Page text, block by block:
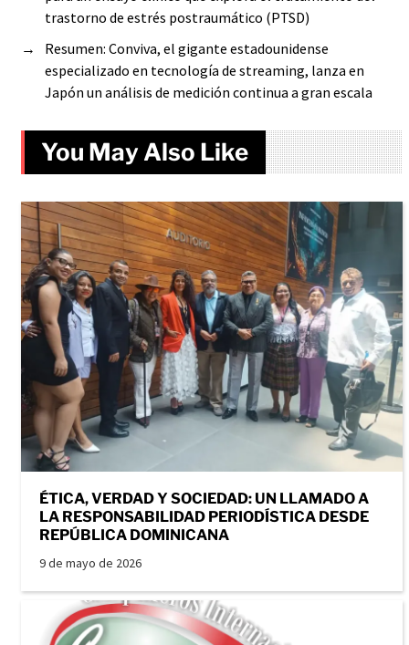
trastorno de estrés postraumático (PTSD)
→
Resumen: Conviva, el gigante estadounidense
especializado en tecnología de streaming, lanza en
Japón un análisis de medición continua a gran escala
You May Also Like
ÉTICA, VERDAD Y SOCIEDAD: UN LLAMADO A
LA RESPONSABILIDAD PERIODÍSTICA DESDE
REPÚBLICA DOMINICANA
9 de mayo de 2026